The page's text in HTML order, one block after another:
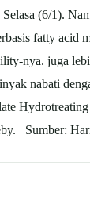
(6/1).
fatty acid
nya. juga
nabati
Sumber: